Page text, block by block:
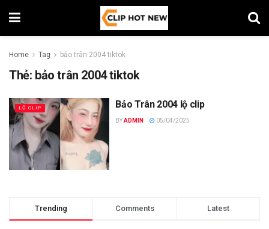
Home Tag bảo trân 2004 tiktok
Thẻ: bảo trân 2004 tiktok
LỘ CLIP Bảo Trân 2004 lộ clip
BYADMIN 05/04/2025
Trending Comments Latest